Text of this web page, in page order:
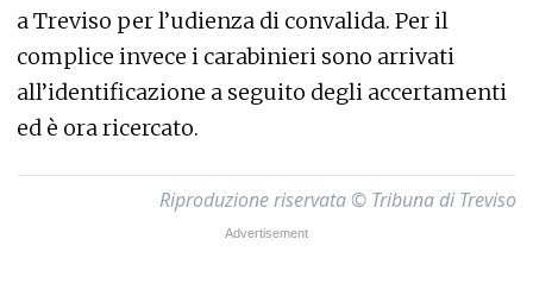
a Treviso per l’udienza di convalida. Per il
complice invece i carabinieri sono arrivati
all’identificazione a seguito degli accertamenti
ed è ora ricercato.
Riproduzione riservata © Tribuna di Treviso